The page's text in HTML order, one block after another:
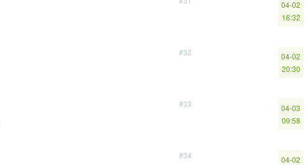
04-02
16:32
#32
04-02
20:30
#33
04-03
09:58
#34
04-02